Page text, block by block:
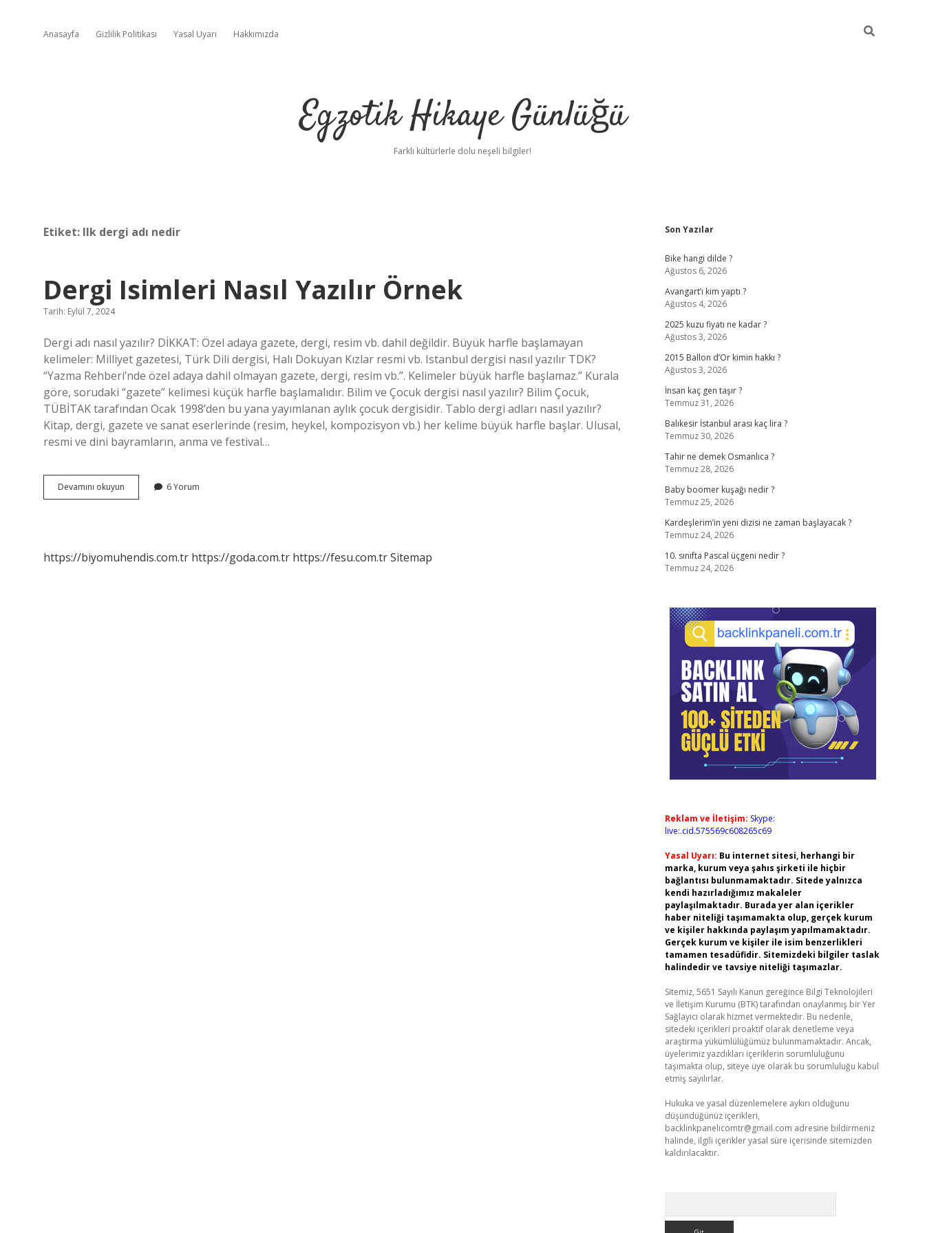
Anasayfa Gizlilik Politikası Yasal Uyarı Hakkımızda
Egzotik Hikaye Günlüğü
Farklı kültürlerle dolu neşeli bilgiler!
Etiket: Ilk dergi adı nedir
Dergi Isimleri Nasıl Yazılır Örnek
Tarih: Eylül 7, 2024
Dergi adı nasıl yazılır? DİKKAT: Özel adaya gazete, dergi, resim vb. dahil değildir. Büyük harfle başlamayan
kelimeler: Milliyet gazetesi, Türk Dili dergisi, Halı Dokuyan Kızlar resmi vb. Istanbul dergisi nasıl yazılır TDK?
“Yazma Rehberi’nde özel adaya dahil olmayan gazete, dergi, resim vb.”. Kelimeler büyük harfle başlamaz.” Kurala
göre, sorudaki “gazete” kelimesi küçük harfle başlamalıdır. Bilim ve Çocuk dergisi nasıl yazılır? Bilim Çocuk,
TÜBİTAK tarafından Ocak 1998’den bu yana yayımlanan aylık çocuk dergisidir. Tablo dergi adları nasıl yazılır?
Kitap, dergi, gazete ve sanat eserlerinde (resim, heykel, kompozisyon vb.) her kelime büyük harfle başlar. Ulusal,
resmi ve dini bayramların, anma ve festival…
Devamını okuyun
Isimleri
6 Yorum
https://biyomuhendis.com.tr https://goda.com.tr https://fesu.com.trSitemap
Sidebar
Son Yazılar
Bike hangi dilde ?
Ağustos 6, 2026
Avangart’ı kim yaptı ?
Ağustos 4, 2026
2025 kuzu fiyatı ne kadar ?
Ağustos 3, 2026
2015 Ballon d’Or kimin hakkı ?
Ağustos 3, 2026
İnsan kaç gen taşır ?
Temmuz 31, 2026
Balıkesir İstanbul arası kaç lira ?
Temmuz 30, 2026
Tahir ne demek Osmanlıca ?
Temmuz 28, 2026
Baby boomer kuşağı nedir ?
Temmuz 25, 2026
Kardeşlerim’in yeni dizisi ne zaman başlayacak ?
Temmuz 24, 2026
10. sınıfta Pascal üçgeni nedir ?
Temmuz 24, 2026
Reklam ve İletişim: Skype:
live:.cid.575569c608265c69
Yasal Uyarı: Bu internet sitesi, herhangi bir
marka, kurum veya şahıs şirketi ile hiçbir
bağlantısı bulunmamaktadır. Sitede yalnızca
kendi hazırladığımız makaleler
paylaşılmaktadır. Burada yer alan içerikler
haber niteliği taşımamakta olup, gerçek kurum
ve kişiler hakkında paylaşım yapılmamaktadır.
Gerçek kurum ve kişiler ile isim benzerlikleri
tamamen tesadüfidir. Sitemizdeki bilgiler taslak
halindedir ve tavsiye niteliği taşımazlar.
Sitemiz, 5651 Sayılı Kanun gereğince Bilgi Teknolojileri
ve İletişim Kurumu (BTK) tarafından onaylanmış bir Yer
Sağlayıcı olarak hizmet vermektedir. Bu nedenle,
sitedeki içerikleri proaktif olarak denetleme veya
araştırma yükümlülüğümüz bulunmamaktadır. Ancak,
üyelerimiz yazdıkları içeriklerin sorumluluğunu
taşımakta olup, siteye üye olarak bu sorumluluğu kabul
etmiş sayılırlar.
Hukuka ve yasal düzenlemelere aykırı olduğunu
düşündüğünüz içerikleri,
backlinkpanelicomtr@gmail.com adresine bildirmeniz
halinde, ilgili içerikler yasal süre içerisinde sitemizden
kaldırılacaktır.